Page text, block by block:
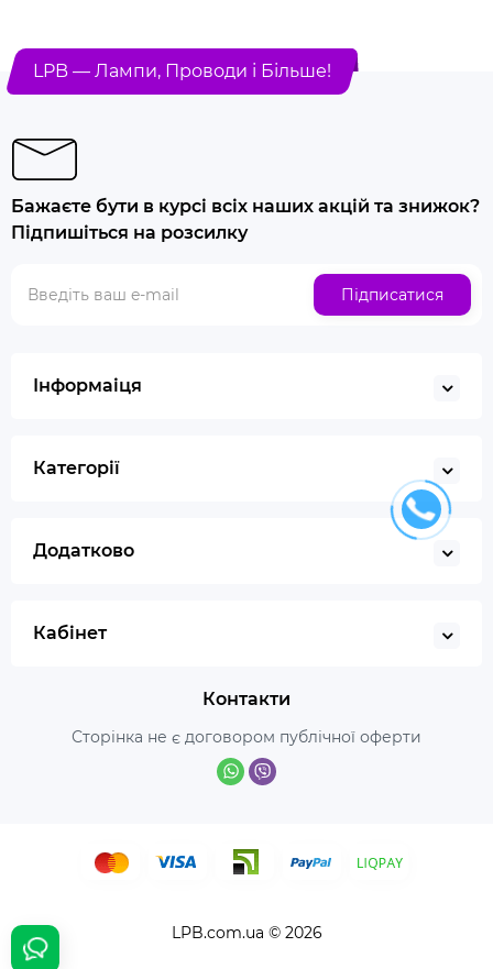
LPB — Лампи, Проводи і Більше!
Бажаєте бути в курсі всіх наших акцій та знижок?
Підпишіться на розсилку
Підписатися
Інформаіця
Категорії
Додатково
Кабінет
Контакти
Сторінка не є договором публічної оферти
LPB.com.ua © 2026